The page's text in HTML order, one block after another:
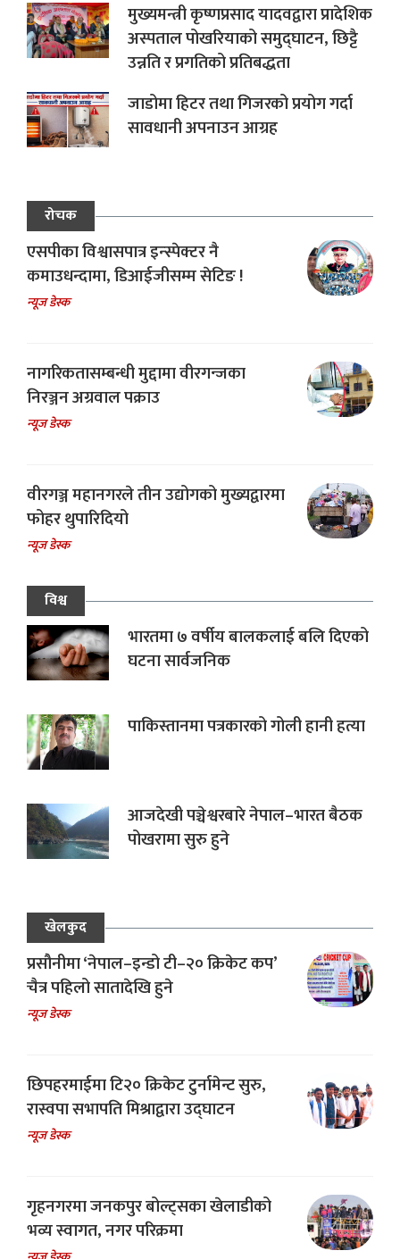
मुख्यमन्त्री कृष्णप्रसाद यादवद्वारा प्रादेशिक
अस्पताल पोखरियाको समुद्घाटन, छिट्टै
उन्नति र प्रगतिको प्रतिबद्धता
जाडोमा हिटर तथा गिजरको प्रयोग गर्दा
सावधानी अपनाउन आग्रह
रोचक
एसपीका विश्वासपात्र इन्स्पेक्टर नै
कमाउधन्दामा, डिआईजीसम्म सेटिङ !
न्यूज डेस्क
नागरिकतासम्बन्धी मुद्दामा वीरगन्जका
निरञ्जन अग्रवाल पक्राउ
न्यूज डेस्क
वीरगञ्ज महानगरले तीन उद्योगको मुख्यद्वारमा
फोहर थुपारिदियो
न्यूज डेस्क
विश्व
भारतमा ७ वर्षीय बालकलाई बलि दिएको
घटना सार्वजनिक
पाकिस्तानमा पत्रकारको गोली हानी हत्या
आजदेखी पञ्चेश्वरबारे नेपाल–भारत बैठक
पोखरामा सुरु हुने
खेलकुद
प्रसौनीमा ‘नेपाल–इन्डो टी–२० क्रिकेट कप’
चैत्र पहिलो सातादेखि हुने
न्यूज डेस्क
छिपहरमाईमा टि२० क्रिकेट टुर्नामेन्ट सुरु,
रास्वपा सभापति मिश्राद्वारा उद्घाटन
न्यूज डेस्क
गृहनगरमा जनकपुर बोल्ट्सका खेलाडीको
भव्य स्वागत, नगर परिक्रमा